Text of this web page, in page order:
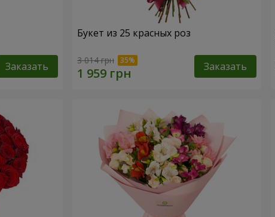
Заказать
Букет из 25 красных роз
3 014 грн Заказать